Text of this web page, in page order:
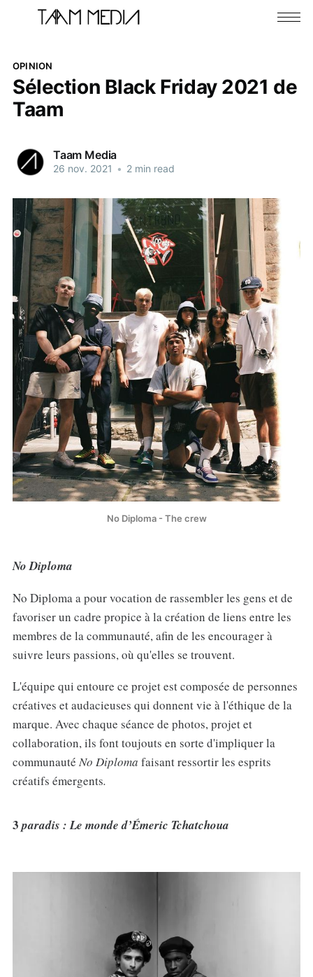
OPINION
Sélection Black Friday 2021 de
Taam
Taam Media
26 nov. 2021 • 2 min read
No Diploma - The crew
No Diploma
No Diploma a pour vocation de rassembler les gens et de
favoriser un cadre propice à la création de liens entre les
membres de la communauté, afin de les encourager à
suivre leurs passions, où qu'elles se trouvent.
L'équipe qui entoure ce projet est composée de personnes
créatives et audacieuses qui donnent vie à l'éthique de la
marque. Avec chaque séance de photos, projet et
collaboration, ils font toujouts en sorte d'impliquer la
communauté No Diploma faisant ressortir les esprits
créatifs émergents.
3paradis : Le monde d’Émeric Tchatchoua